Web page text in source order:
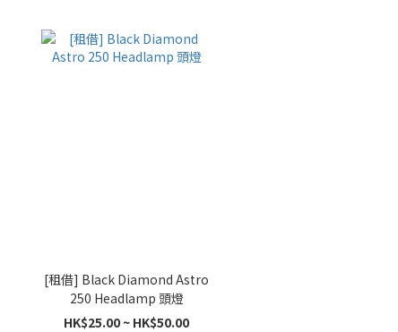
[租借] Black Diamond Astro
250 Headlamp 頭燈
HK$25.00 ~ HK$50.00